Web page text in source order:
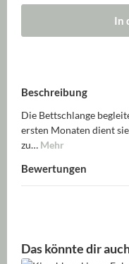
In
Beschreibung
Die Bettschlange
ersten Monaten dient
zu… Mehr
Bewertungen
Produktgalerie
Das könnte dir